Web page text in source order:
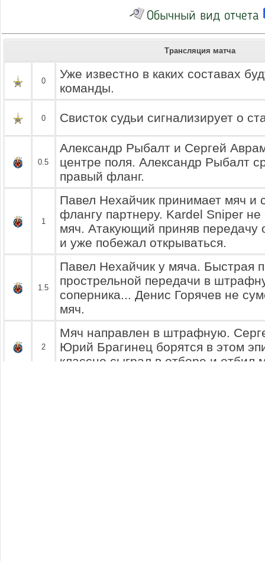
Обычный вид отчета
Трансляция матча
0
Уже известно в каких составах
команды.
0 Свисток судьи сигнализирует о
0.5
Александр Рыбалт и Сергей
центре поля. Александр Рыбалт
правый фланг.
1
Павел Нехайчик принимает мяч и
флангу партнеру. Kardel Sniper не
мяч. Атакующий приняв передачу
и уже побежал открываться.
1.5
Павел Нехайчик у мяча. Быстрая
прострельной передачи в
соперника... Денис Горячев не
мяч.
2
Мяч направлен в штрафную.
Юрий Брагинец борятся в этом
классно сыграл в отборе и отбил